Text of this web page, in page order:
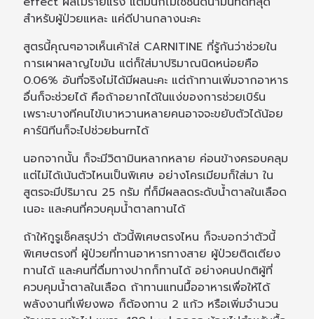
สำหรับผู้ป่วยแหละ แค่ดีปานกลางนะคะ
สูตรนี้คุณๆอาจเห็นเค้าใส่ CARNITINE ที่รู้กันว่าช่วยใน
การเผาผลาญไขมัน แต่ก็ใส่มาปริมาณนิดหน่อยคือ
0.06% อันที่จริงไม่ได้มีผลนะคะ แต่ถ้าทานเพิ่มจากอาหาร
อื่นก็จะช่วยได้ คือถ้าอยากได้ในแง่ของการช่วยเบิร์น
เพราะบางทีคนไข้เบาหวานหลายคนอาจจะขยับตัวได้น้อย
คาร์นิทีนก็จะไปช่วยburnได้
นอกจากนั้น ก็จะมีวิตามินหลากหลาย ค่อนข้างครอบคลุม
แต่ไม่ได้เน้นตัวไหนเป็นพิเศษ อย่างโครเมียมก็ใส่มา ใน
สูตรจะมีปริมาณ 25 กรัม ที่ก็มีผลลดระดับน้ำตาลในเลือด
เนอะ และคนที่ควบคุมน้ำตาลทานได้
ถ้าให้กูรูเช็คสรุปว่า ตัวนี้พิเศษตรงไหน ก็จะบอกว่าตัวนี้
พิเศษตรงที่ ผู้ป่วยที่ทานอาหารทางสาย ผู้ป่วยติดเตียง
ทานได้ และคนที่ดื่มทางปากก็ทานได้ อย่างคนปกติผู้ที่
ควบคุมน้ำตาลในเลือด ถ้าทานแทนมื้ออาหารเพื่อให้ได้
พลังงานที่เพียงพอ ก็ต้องทาน 2 แก้ว หรือเพิ่มจำนวน